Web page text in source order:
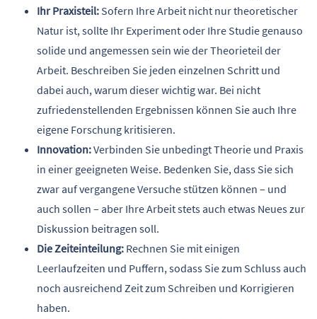
Ihr Praxisteil: Sofern Ihre Arbeit nicht nur theoretischer
Natur ist, sollte Ihr Experiment oder Ihre Studie genauso
solide und angemessen sein wie der Theorieteil der
Arbeit. Beschreiben Sie jeden einzelnen Schritt und
dabei auch, warum dieser wichtig war. Bei nicht
zufriedenstellenden Ergebnissen können Sie auch Ihre
eigene Forschung kritisieren.
Innovation:Verbinden Sie unbedingt Theorie und Praxis
in einer geeigneten Weise. Bedenken Sie, dass Sie sich
zwar auf vergangene Versuche stützen können – und
auch sollen – aber Ihre Arbeit stets auch etwas Neues zur
Diskussion beitragen soll.
Die Zeiteinteilung: Rechnen Sie mit einigen
Leerlaufzeiten und Puffern, sodass Sie zum Schluss auch
noch ausreichend Zeit zum Schreiben und Korrigieren
haben.